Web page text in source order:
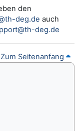
den
deg.de auch
deg.de
Zum Seitenanfang